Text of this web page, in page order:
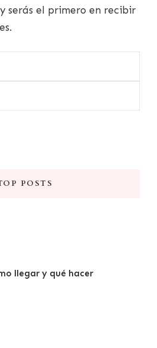
serás el primero en recibir
POSTS
llegar y qué hacer